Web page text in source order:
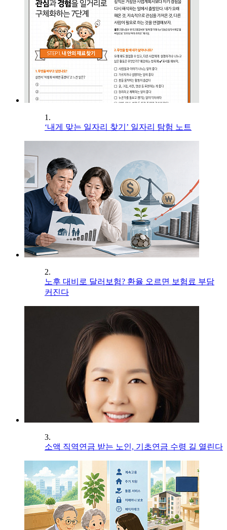
1.
‘내게 맞는 일자리 찾기’ 일자리 탐험 노트
2.
노후 대비로 달러보험? 환율 오르면 보험료 부담
커진다
3.
소액 직역연금 받는 노인, 기초연금 수령 길 열린다